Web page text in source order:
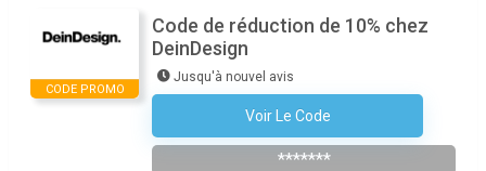
CODE PROMO
Code de réduction de 10% chez
DeinDesign
Jusqu'à nouvel avis
Voir Le Code
Abonnez-Vous À La Newsletter
*******